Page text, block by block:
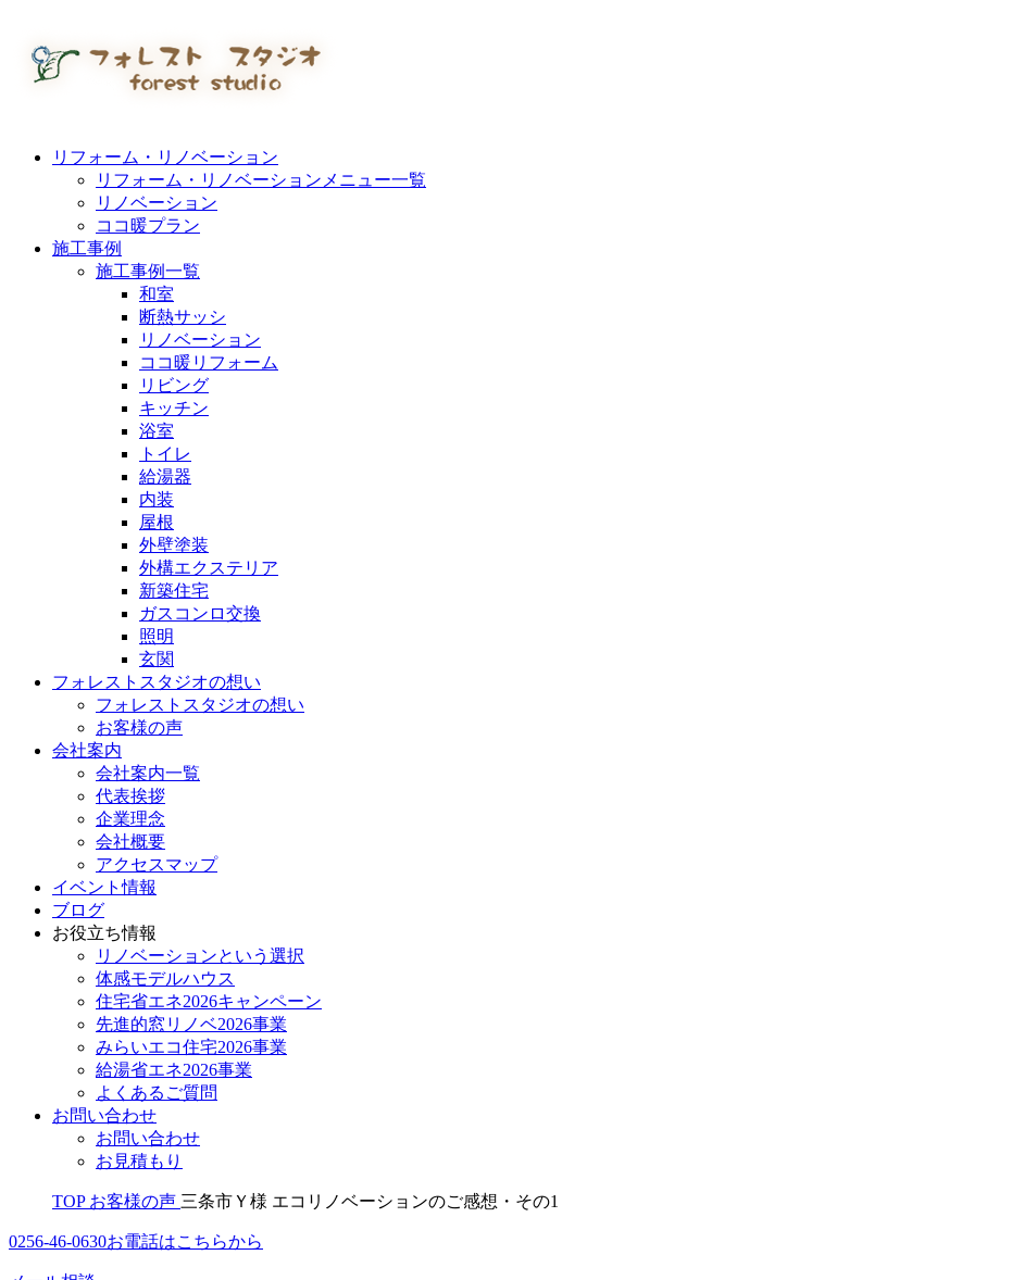
リフォーム・リノベーション
リフォーム・リノベーションメニュー一覧
リノベーション
ココ暖プラン
施工事例
施工事例一覧
和室
断熱サッシ
リノベーション
ココ暖リフォーム
リビング
キッチン
浴室
トイレ
給湯器
内装
屋根
外壁塗装
外構エクステリア
新築住宅
ガスコンロ交換
照明
玄関
フォレストスタジオの想い
フォレストスタジオの想い
お客様の声
会社案内
会社案内一覧
代表挨拶
企業理念
会社概要
アクセスマップ
イベント情報
ブログ
お役立ち情報
リノベーションという選択
体感モデルハウス
住宅省エネ2026キャンペーン
先進的窓リノベ2026事業
みらいエコ住宅2026事業
給湯省エネ2026事業
よくあるご質問
お問い合わせ
お問い合わせ
お見積もり
TOP お客様の声 三条市Ｙ様 エコリノベーションのご感想・その1
0256-46-0630お電話はこちらから